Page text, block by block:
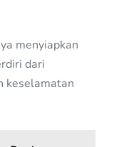
menyiapkan
dari
keselamatan